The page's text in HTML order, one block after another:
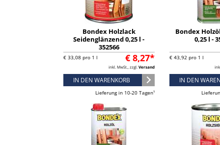
Bondex Holzlack
Seidenglänzend 0,25 l -
352566
€ 8,27*
€ 33,08 pro 1 l
inkl. MwSt., zzgl. Versand
IN DEN WARENKORB
Lieferung in 10-20 Tagen¹
Bondex
0,25 l -
€ 43,92 pro 1 l
IN DEN